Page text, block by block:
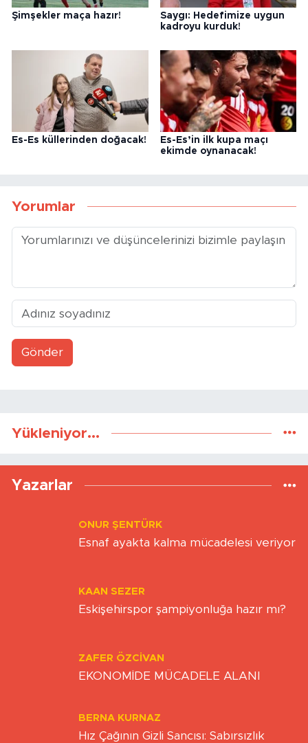
Şimşekler maça hazır!
Saygı: Hedefimize uygun
kadroyu kurduk!
Es-Es küllerinden doğacak!
Es-Es’in ilk kupa maçı
ekimde oynanacak!
Yorumlar
Gönder
Yükleniyor...
Yazarlar
ONUR ŞENTÜRK
Esnaf ayakta kalma mücadelesi veriyor
KAAN SEZER
Eskişehirspor şampiyonluğa hazır mı?
ZAFER ÖZCIVAN
EKONOMİDE MÜCADELE ALANI
BERNA KURNAZ
Hız Çağının Gizli Sancısı: Sabırsızlık